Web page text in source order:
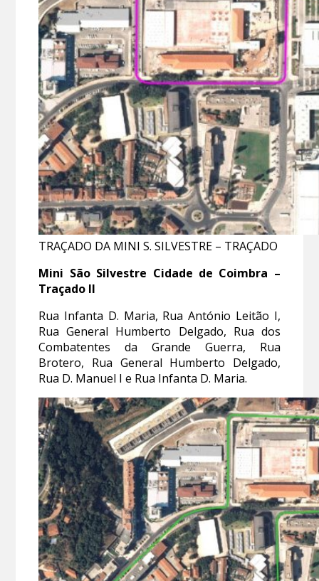
TRAÇADO DA MINI S. SILVESTRE – TRAÇADO
Mini São Silvestre Cidade de Coimbra –
Traçado II
Rua Infanta D. Maria, Rua António Leitão I,
Rua General Humberto Delgado, Rua dos
Combatentes da Grande Guerra, Rua
Brotero, Rua General Humberto Delgado,
Rua D. Manuel I e Rua Infanta D. Maria.